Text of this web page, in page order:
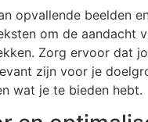
opvallende beelden
om de aandacht
Zorg ervoor dat
zijn voor je
wat je te bieden hebt.